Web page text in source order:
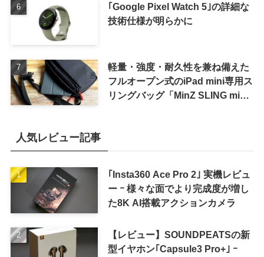
｢Google Pixel Watch 5｣の詳細な
技術仕様が明らかに
軽量・強度・耐久性を兼ね備えた
フルオープン式のiPad mini専用ス
リングバッグ「MinZ SLING mini
人気レビュー記事
｢Insta360 Ace Pro 2｣ 実機レビュ
ー ｰ 様々な面でより完成度が増し
た8K AI搭載アクションカメラ
【レビュー】SOUNDPEATSの新
型イヤホン｢Capsule3 Pro+｣ ｰ